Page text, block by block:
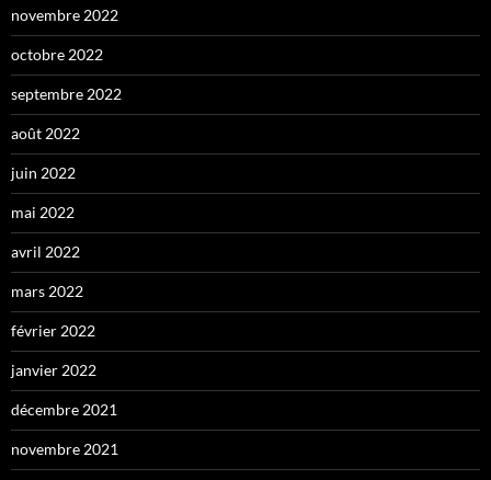
novembre 2022
octobre 2022
septembre 2022
août 2022
juin 2022
mai 2022
avril 2022
mars 2022
février 2022
janvier 2022
décembre 2021
novembre 2021